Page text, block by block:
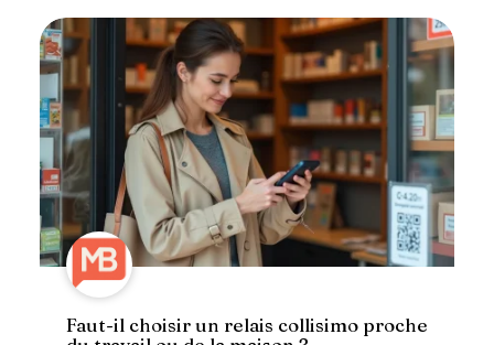
Faut-il choisir un relais collisimo proche